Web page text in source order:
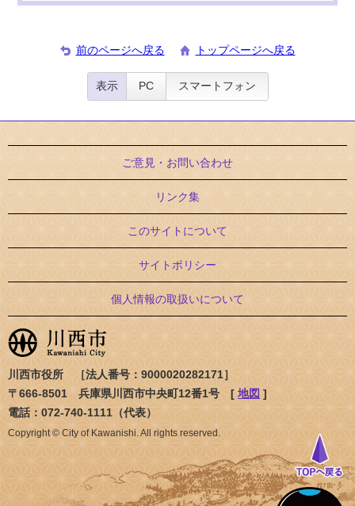
前のページへ戻る トップページへ戻る
表示 PC スマートフォン
ご意見・お問い合わせ
リンク集
このサイトについて
サイトポリシー
個人情報の取扱いについて
川西市役所 ［法人番号：9000020282171］
〒666-8501 兵庫県川西市中央町12番1号 [ 地図 ]
電話：072-740-1111（代表）
Copyright © City of Kawanishi. All rights reserved.